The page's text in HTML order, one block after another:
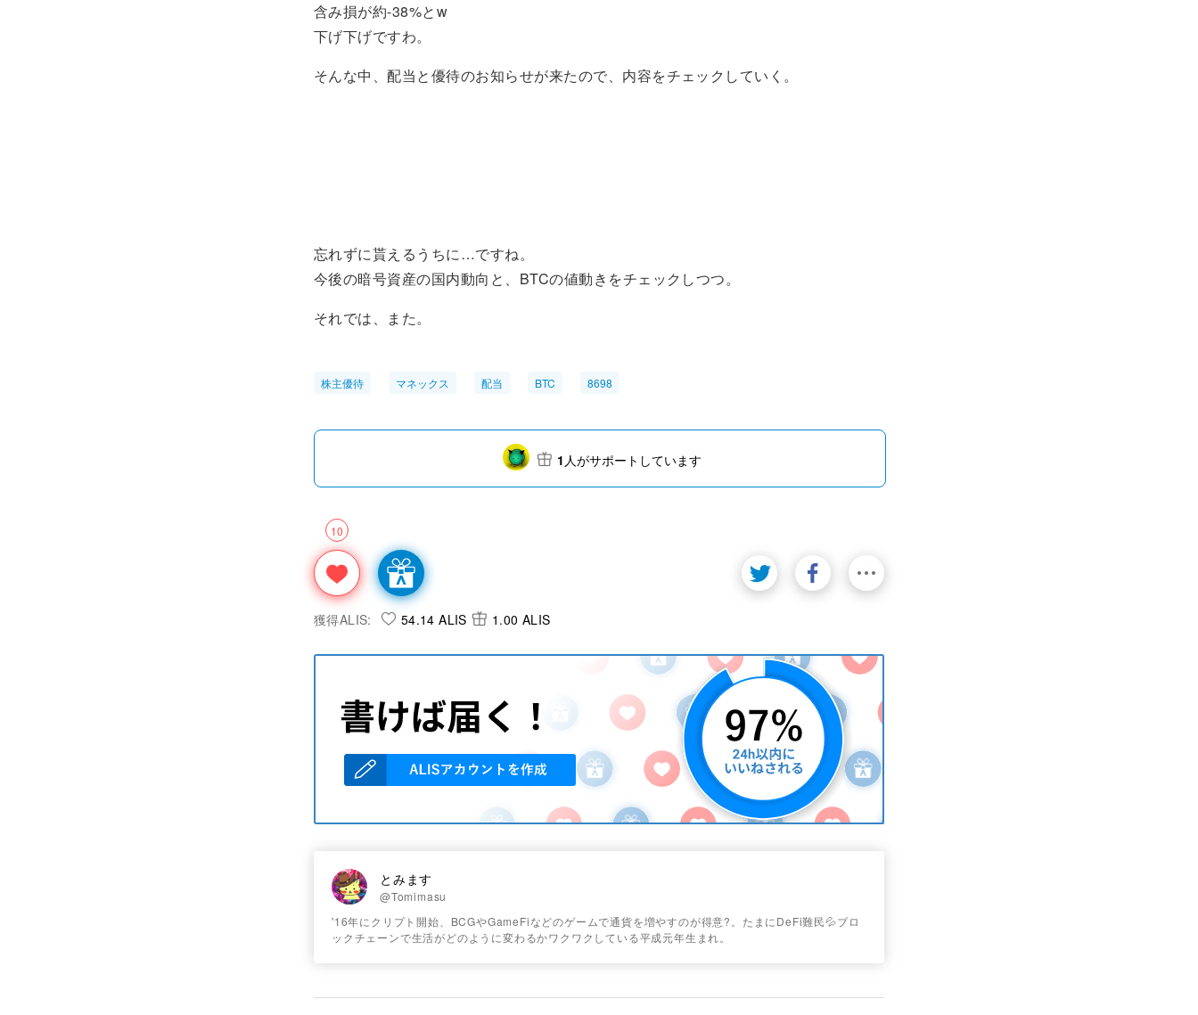
含み損が約-38%とw
下げ下げですわ。
そんな中、配当と優待のお知らせが来たので、内容をチェックしていく。
忘れずに貰えるうちに…ですね。
今後の暗号資産の国内動向と、BTCの値動きをチェックしつつ。
それでは、また。
株主優待 マネックス 配当 BTC 8698
10
1 人がサポートしています
獲得ALIS: 54.14 ALIS 1.00 ALIS
とみます
@Tomimasu
'16年にクリプト開始、BCGやGameFiなどのゲームで通貨を増やすのが得意?。たまにDeFi難民💦ブロ
ックチェーンで生活がどのように変わるかワクワクしている平成元年生まれ。